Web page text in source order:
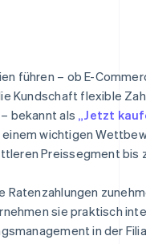
führen – ob E-
Kundschaft flexible
bekannt als „Jetzt
einem wichtigen
Preissegment bis
Ratenzahlungen
sie praktisch
in der